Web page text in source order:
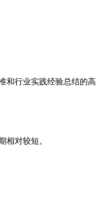
和行业实践经验总结的高
相对较短。